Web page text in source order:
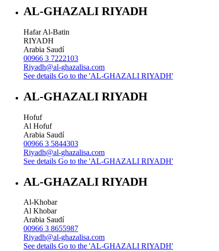
AL-GHAZALI RIYADH
Hafar Al-Batin
RIYADH
Arabia Saudí
00966 3 7222103
Riyadh@al-ghazalisa.com
See details Go to the 'AL-GHAZALI RIYADH'
AL-GHAZALI RIYADH
Hofuf
Al Hofuf
Arabia Saudí
00966 3 5844303
Riyadh@al-ghazalisa.com
See details Go to the 'AL-GHAZALI RIYADH'
AL-GHAZALI RIYADH
Al-Khobar
Al Khobar
Arabia Saudí
00966 3 8655987
Riyadh@al-ghazalisa.com
See details Go to the 'AL-GHAZALI RIYADH'